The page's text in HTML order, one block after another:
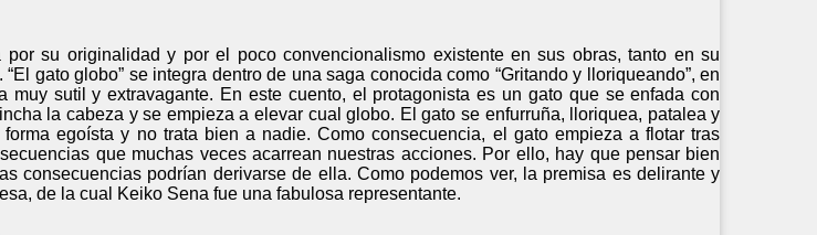
por su originalidad y por el poco convencionalismo existente en sus obras, tanto en su
gato globo” se integra dentro de una saga conocida como “Gritando y lloriqueando”, en
muy sutil y extravagante. En este cuento, el protagonista es un gato que se enfada con
la cabeza y se empieza a elevar cual globo. El gato se enfurruña, lloriquea, patalea y
egoísta y no trata bien a nadie. Como consecuencia, el gato empieza a flotar tras
que muchas veces acarrean nuestras acciones. Por ello, hay que pensar bien
consecuencias podrían derivarse de ella. Como podemos ver, la premisa es delirante y
de la cual Keiko Sena fue una fabulosa representante.